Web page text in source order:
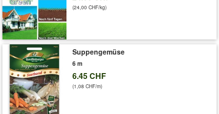
(24,00 CHF/kg)
Suppengemüse
6 m
6.45 CHF
(1,08 CHF/m)